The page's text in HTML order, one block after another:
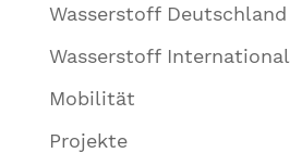
Wasserstoff Deutschland
Wasserstoff International
Mobilität
Projekte